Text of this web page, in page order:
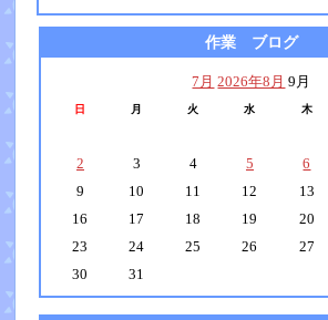
作業 ブログ
7月 2026年8月 9月
日 月 火 水 木
2
3 4 5 6
9
10 11 12 13
16
17 18 19 20
23
24 25 26 27
30
31